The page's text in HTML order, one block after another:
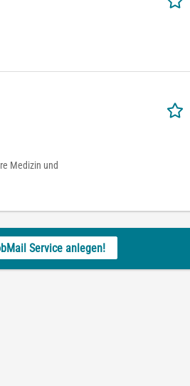
Medizin und
Service anlegen!